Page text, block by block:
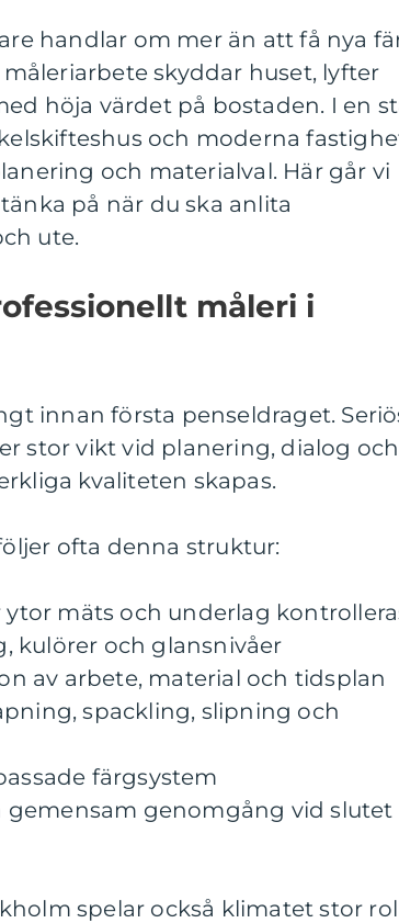
handlar om mer än att få nya
skyddar huset, lyfter
höja värdet på bostaden. I en
och moderna
och materialval. Här går vi
på när du ska anlita
ute.
måleri i
innan första penseldraget.
stor vikt vid planering, dialog och
kvaliteten skapas.
ofta denna struktur:
mäts och underlag
kulörer och glansnivåer
av arbete, material och tidsplan
spackling, slipning och
färgsystem
genomgång vid slutet
spelar också klimatet stor